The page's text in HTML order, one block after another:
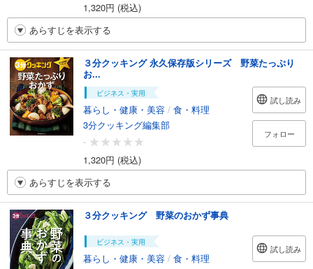
1,320円 (税込)
あらすじを表示する
３分クッキング 永久保存版シリーズ 野菜たっぷり
お...
ビジネス・実用
暮らし・健康・美容 / 食・料理
3分クッキング編集部
-
1,320円 (税込)
試し読み
フォロー
あらすじを表示する
３分クッキング 野菜のおかず事典
ビジネス・実用
暮らし・健康・美容 / 食・料理
試し読み